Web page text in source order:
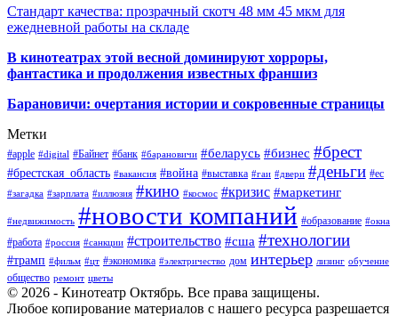
Стандарт качества: прозрачный скотч 48 мм 45 мкм для
ежедневной работы на складе
В кинотеатрах этой весной доминируют хорроры,
фантастика и продолжения известных франшиз
Барановичи: очертания истории и сокровенные страницы
Метки
#apple #digital #Байнет #банк #барановичи #беларусь #бизнес #брест
#брестская_область #вакансия #война #выставка #гаи #двери #деньги #ес
#загадка #зарплата #иллюзия #кино #космос #кризис #маркетинг
#недвижимость #новости компаний #образование #окна
#работа #россия #санкции #строительство #сша #технологии
#трамп #фильм #цт #экономика #электричество дом интерьер лизинг обучение
общество ремонт цветы
© 2026 - Кинотеатр Октябрь. Все права защищены.
Любое копирование материалов с нашего ресурса разрешается